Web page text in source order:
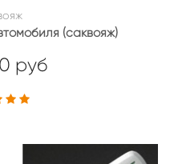
(саквояж)
руб